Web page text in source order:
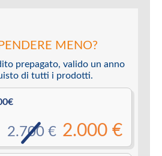
MENO?
prepagato, valido un anno
di tutti i prodotti.
2.000 €
2.700 €